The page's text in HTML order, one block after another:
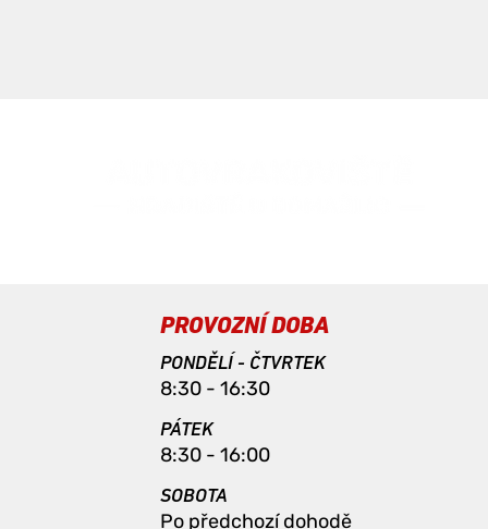
PROVOZNÍ DOBA
PONDĚLÍ - ČTVRTEK
8:30 - 16:30
PÁTEK
8:30 - 16:00
SOBOTA
Po předchozí dohodě